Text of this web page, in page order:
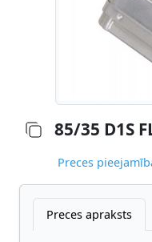
85/35 D1S
Preces
Preces apraksts